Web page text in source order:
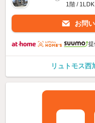
1階 /
お問
リュトモス西